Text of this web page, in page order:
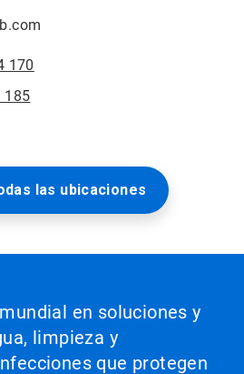
170
185
las ubicaciones
en soluciones y
limpieza y
que protegen